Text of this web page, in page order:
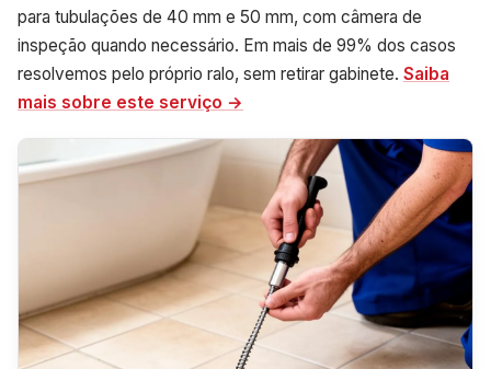
para tubulações de 40 mm e 50 mm, com câmera de
inspeção quando necessário. Em mais de 99% dos casos
resolvemos pelo próprio ralo, sem retirar gabinete. Saiba
mais sobre este serviço →